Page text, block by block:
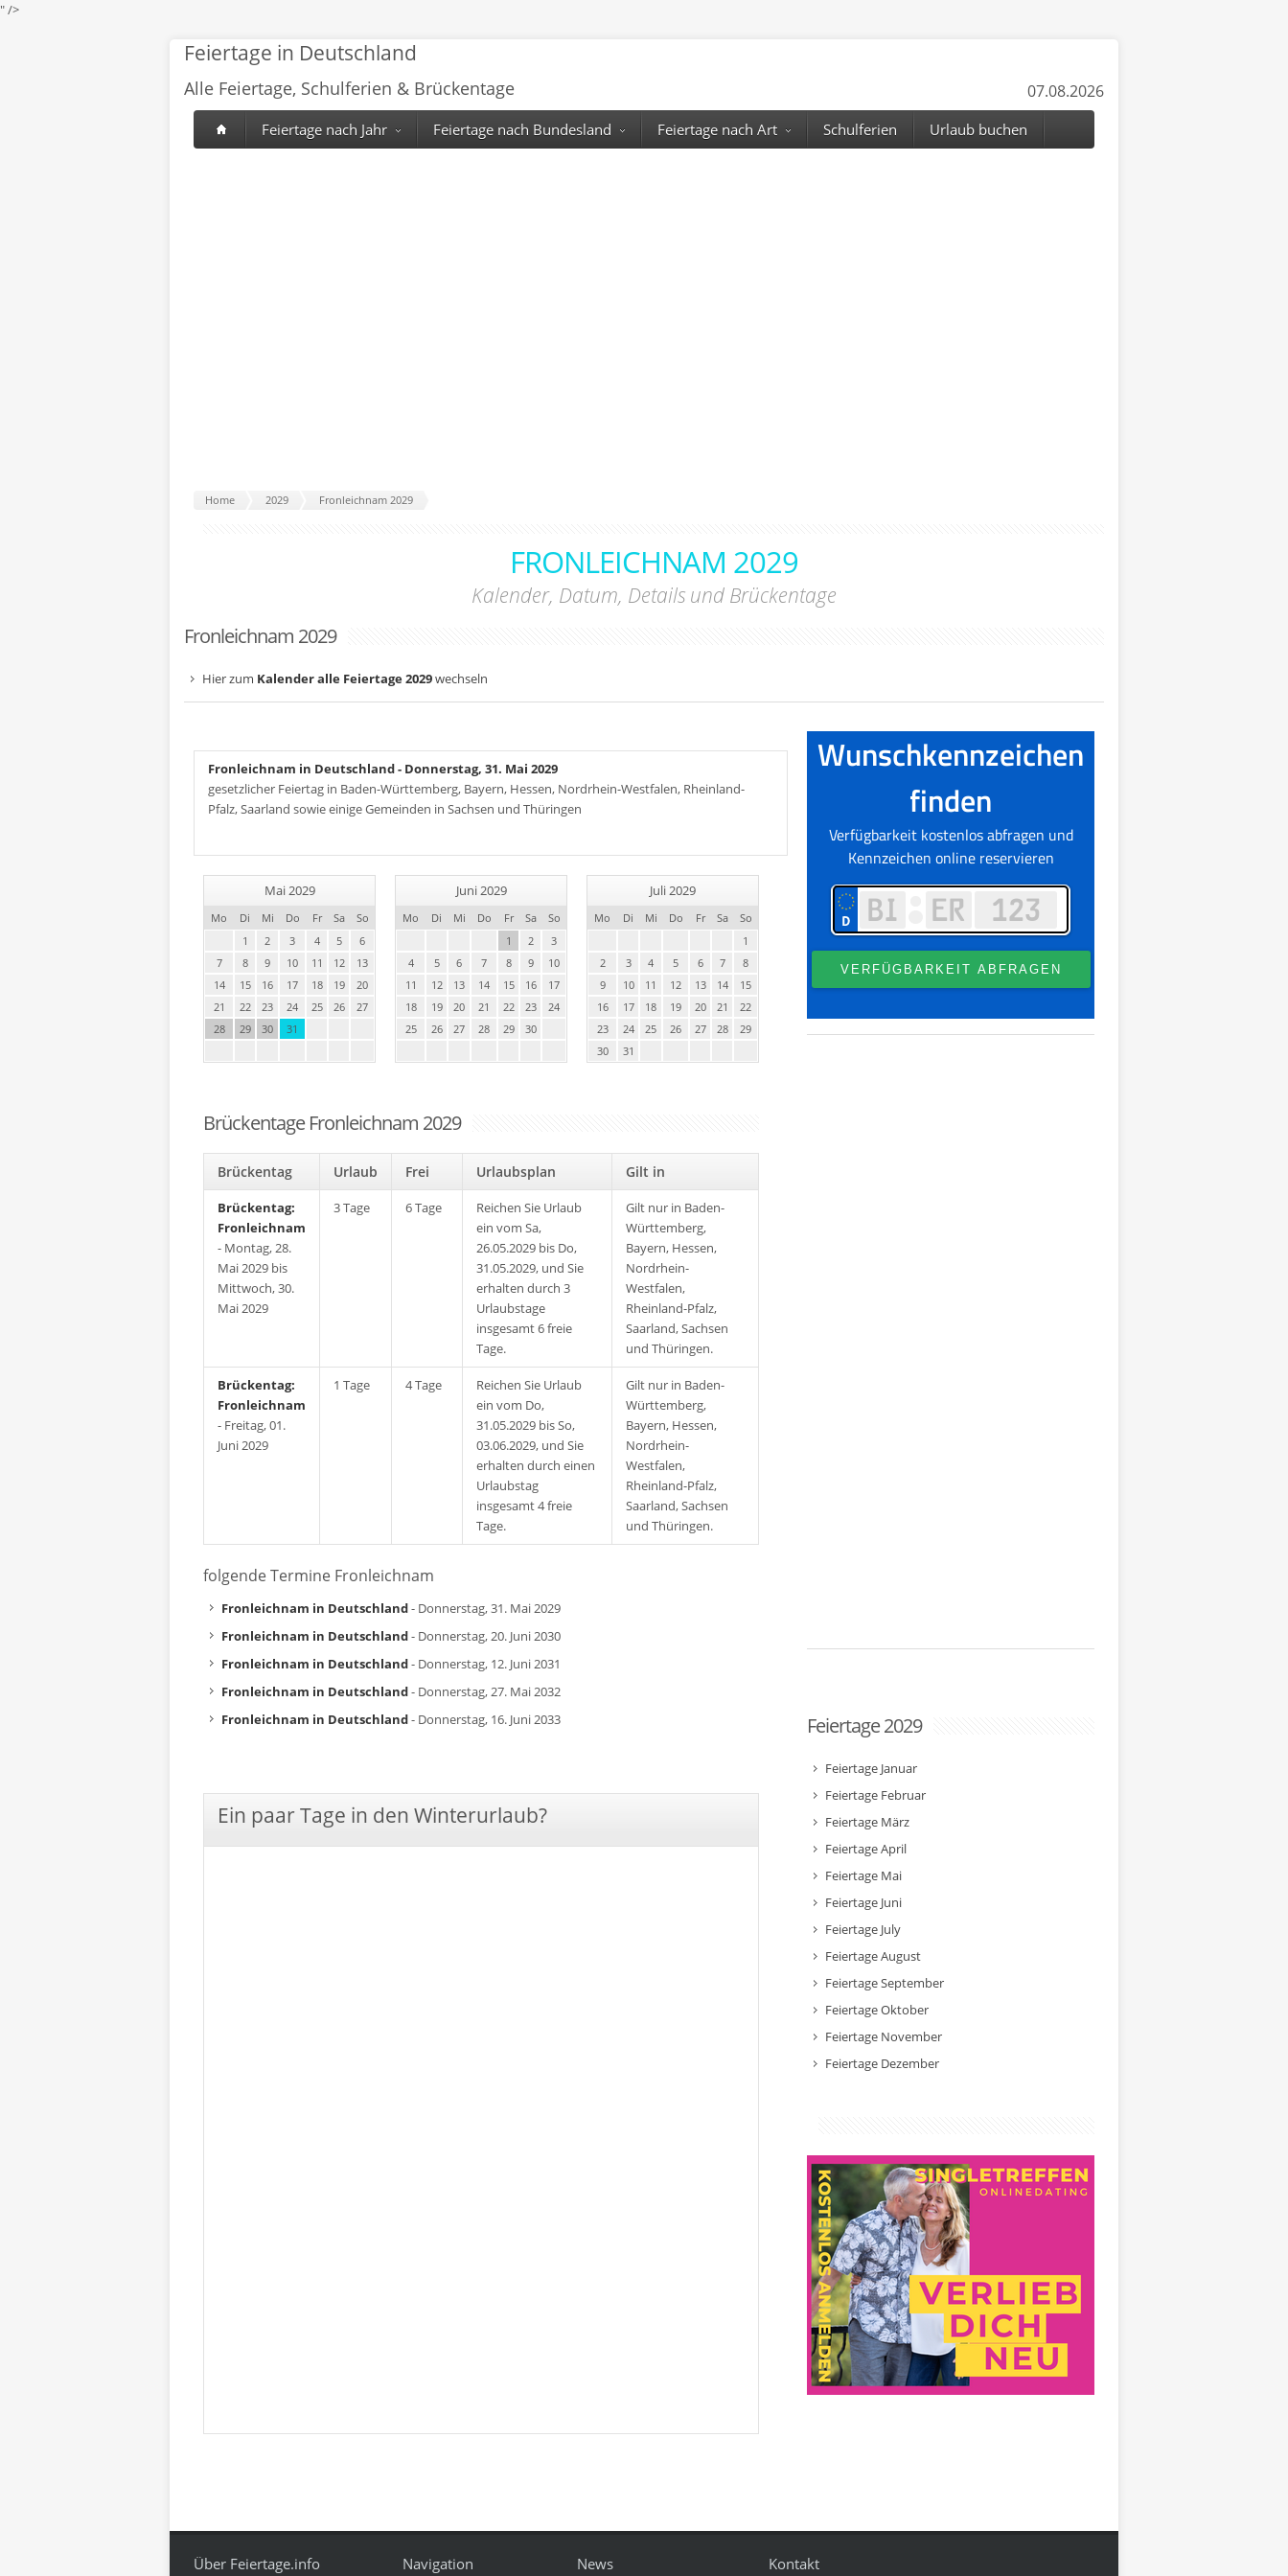
" />
Feiertage in Deutschland
Alle Feiertage, Schulferien & Brückentage 07.08.2026
Feiertage nach Jahr Feiertage nach Bundesland Feiertage nach Art Schulferien Urlaub buchen
Home 2029 Fronleichnam 2029
FRONLEICHNAM 2029
Kalender, Datum, Details und Brückentage
Fronleichnam 2029
Hier zum Kalender alle Feiertage 2029wechseln
Fronleichnam in Deutschland- Donnerstag, 31. Mai 2029
gesetzlicher Feiertag in Baden-Württemberg, Bayern, Hessen, Nordrhein-Westfalen, Rheinland-
Pfalz, Saarland sowie einige Gemeinden in Sachsen und Thüringen
Mai 2029
Mo Di Mi Do Fr Sa
So
1
2 3 4 5
6
7
8 9 10 11 12
13
14
15 16 17 18 19
20
21
22 23 24 25 26
27
28
29 30 31
Juni 2029
Mo Di Mi Do Fr Sa
So
1
2
3
4
5 6 7 8 9
10
11
12 13 14 15 16
17
18
19 20 21 22 23
24
25
26 27 28 29 30
Juli 2029
Mo Di Mi Do Fr Sa
So
1
2
3 4 5 6 7
8
9
10 11 12 13 14
15
16
17 18 19 20 21
22
23
24 25 26 27 28
29
30
31
Brückentage Fronleichnam 2029
Brückentag Urlaub Frei Urlaubsplan Gilt in
Brückentag:
Fronleichnam
- Montag, 28.
Mai 2029 bis
Mittwoch, 30.
Mai 2029
3 Tage 6 Tage
Reichen Sie Urlaub
ein vom Sa,
26.05.2029 bis Do,
31.05.2029, und Sie
erhalten durch 3
Urlaubstage
insgesamt 6 freie
Tage.
Gilt nur in Baden-
Württemberg,
Bayern, Hessen,
Nordrhein-
Westfalen,
Rheinland-Pfalz,
Saarland, Sachsen
und Thüringen.
Brückentag:
Fronleichnam
- Freitag, 01.
Juni 2029
1 Tage 4 Tage
Reichen Sie Urlaub
ein vom Do,
31.05.2029 bis So,
03.06.2029, und Sie
erhalten durch einen
Urlaubstag
insgesamt 4 freie
Tage.
Gilt nur in Baden-
Württemberg,
Bayern, Hessen,
Nordrhein-
Westfalen,
Rheinland-Pfalz,
Saarland, Sachsen
und Thüringen.
folgende Termine Fronleichnam
Fronleichnam in Deutschland- Donnerstag, 31. Mai 2029
Fronleichnam in Deutschland- Donnerstag, 20. Juni 2030
Fronleichnam in Deutschland- Donnerstag, 12. Juni 2031
Fronleichnam in Deutschland- Donnerstag, 27. Mai 2032
Fronleichnam in Deutschland- Donnerstag, 16. Juni 2033
Ein paar Tage in den Winterurlaub?
Feiertage 2029
Feiertage Januar
Feiertage Februar
Feiertage März
Feiertage April
Feiertage Mai
Feiertage Juni
Feiertage July
Feiertage August
Feiertage September
Feiertage Oktober
Feiertage November
Feiertage Dezember
Über Feiertage.info Navigation News Kontakt